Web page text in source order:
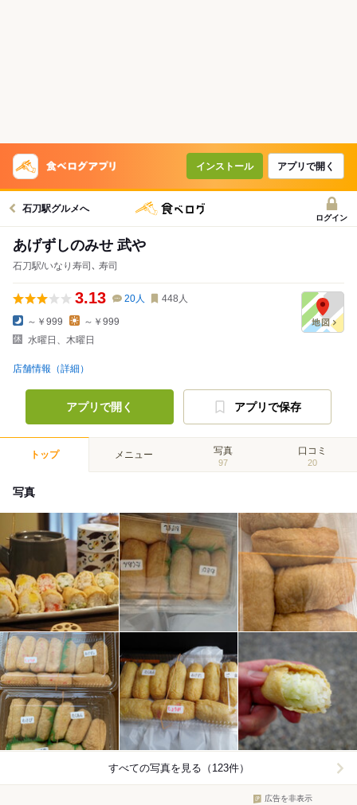
インストール アプリで開く
石刀駅グルメへ
ログイン
あげずしのみせ 武や
石刀駅/いなり寿司､ 寿司
3.13 20人 448 人
～￥999
～￥999
水曜日、木曜日
店舗情報（詳細）
アプリで開く アプリで保存
トップ メニュー 写真
97
口コミ
20
写真
すべての写真を見る（123件）
広告を非表示